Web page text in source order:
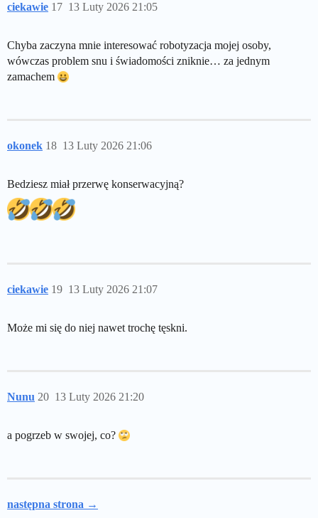
ciekawie 13 Luty 2026 21:05
17
Chyba zaczyna mnie interesować robotyzacja mojej osoby,
wówczas problem snu i świadomości zniknie… za jednym
zamachem
okonek 13 Luty 2026 21:06
18
Bedziesz miał przerwę konserwacyjną?
ciekawie 13 Luty 2026 21:07
19
Może mi się do niej nawet trochę tęskni.
Nunu 13 Luty 2026 21:20
20
a pogrzeb w swojej, co?
następna strona →